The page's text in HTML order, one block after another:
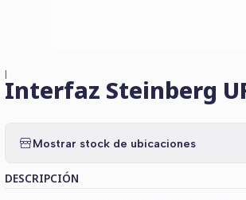
|
Interfaz Steinberg
Mostrar stock de ubicaciones
DESCRIPCIÓN